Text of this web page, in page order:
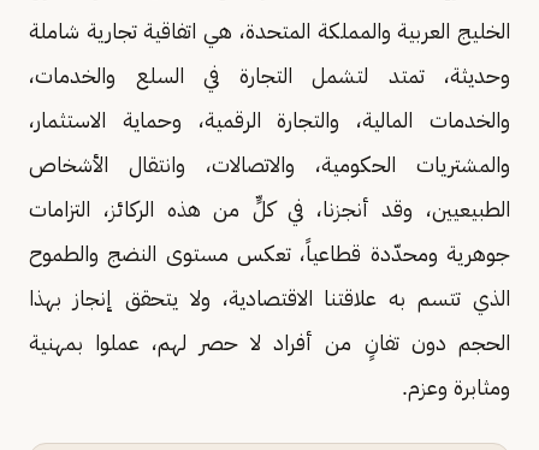
الخليج العربية والمملكة المتحدة، هي اتفاقية تجارية شاملة
وحديثة، تمتد لتشمل التجارة في السلع والخدمات،
والخدمات المالية، والتجارة الرقمية، وحماية الاستثمار،
والمشتريات الحكومية، والاتصالات، وانتقال الأشخاص
الطبيعيين، وقد أنجزنا، في كلٍّ من هذه الركائز، التزامات
جوهرية ومحدّدة قطاعياً، تعكس مستوى النضج والطموح
الذي تتسم به علاقتنا الاقتصادية، ولا يتحقق إنجاز بهذا
الحجم دون تفانٍ من أفراد لا حصر لهم، عملوا بمهنية
ومثابرة وعزم.